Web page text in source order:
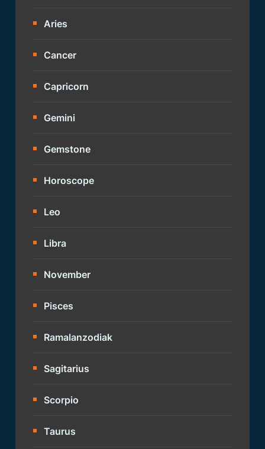
Aries
Cancer
Capricorn
Gemini
Gemstone
Horoscope
Leo
Libra
November
Pisces
Ramalanzodiak
Sagitarius
Scorpio
Taurus